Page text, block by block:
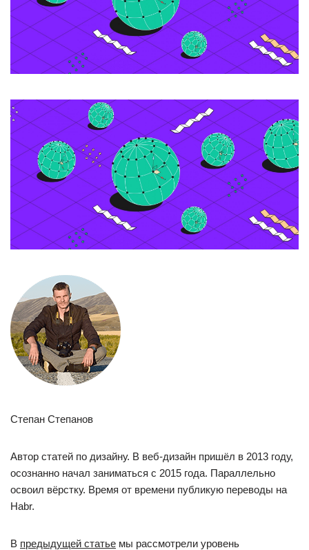
Степан Степанов
Автор статей по дизайну. В веб-дизайн пришёл в 2013 году,
осознанно начал заниматься с 2015 года. Параллельно
освоил вёрстку. Время от времени публикую переводы на
Habr.
В предыдущей статье мы рассмотрели уровень